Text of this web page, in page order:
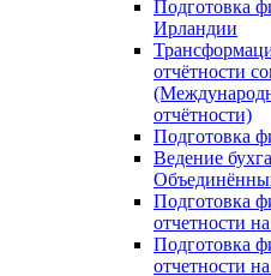
Подготовка
Ирландии
отчётности
отчётности)
Подготовка
Ведение
Подготовка
отчетности
Подготовка
отчетности